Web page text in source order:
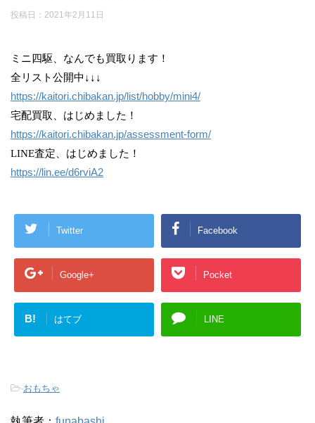
投稿日： 2021年2月11日
ミニ四駆、なんでも買取ります！
全リスト公開中↓↓↓
https://kaitori.chibakan.jp/list/hobby/mini4/
宅配買取、はじめました！
https://kaitori.chibakan.jp/assessment-form/
LINE査定、はじめました！
https://lin.ee/d6rviA2
Twitter Facebook
Google+ Pocket
B! はてブ LINE
-おもちゃ